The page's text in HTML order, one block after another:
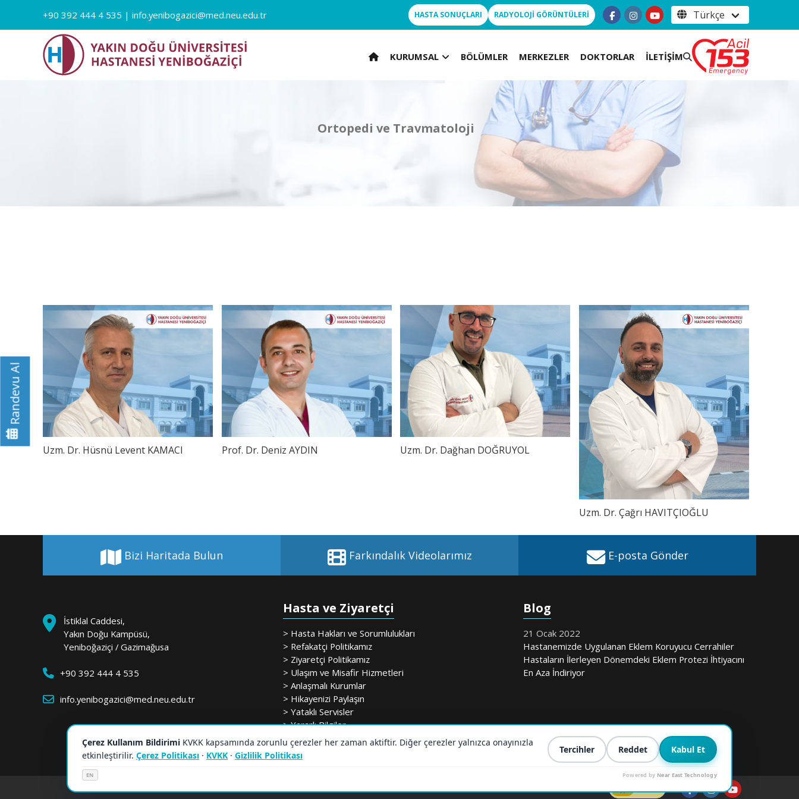
+90 392 444 4 535 | info.yenibogazici@med.neu.edu.tr RADYOLOJİ GÖRÜNTÜLERİ
HASTA SONUÇLARI
KURUMSAL BÖLÜMLER MERKEZLER DOKTORLAR İLETİŞİM
Ortopedi ve Travmatoloji
Uzm. Dr. Hüsnü Levent KAMACI Prof. Dr. Deniz AYDIN Uzm. Dr. Dağhan DOĞRUYOL
Uzm. Dr. Çağrı HAVITÇIOĞLU
Bizi Haritada Bulun
Randevu Al
Farkındalık Videolarımız E-posta Gönder
İstiklal Caddesi,
Yakın Doğu Kampüsü,
Yeniboğaziçi / Gazimağusa
+90 392 444 4 535
info.yenibogazici@med.neu.edu.tr
Hasta ve Ziyaretçi
> Hasta Hakları ve Sorumlulukları
> Refakatçi Politikamız
> Ziyaretçi Politikamız
> Ulaşım ve Misafir Hizmetleri
> Anlaşmalı Kurumlar
> Hikayenizi Paylaşın
> Yataklı Servisler
> Yararlı Bilgiler
Blog
21 Ocak 2022
Hastanemizde Uygulanan Eklem Koruyucu Cerrahiler
Hastaların İlerleyen Dönemdeki Eklem Protezi İhtiyacını
En Aza İndiriyor
Çerez Kullanım Bildirimi KVKK kapsamında zorunlu çerezler her zaman aktiftir. Diğer çerezler yalnızca onayınızla
etkinleştirilir. Çerez Politikası · KVKK · Gizlilik Politikası
Tercihler Reddet Kabul Et
EN Powered by Near East Technology